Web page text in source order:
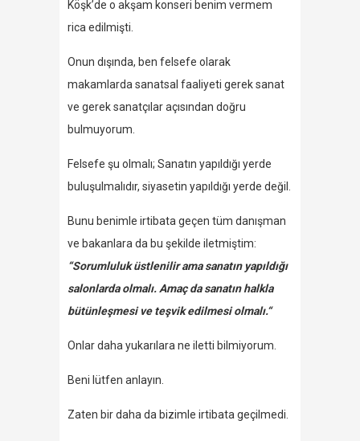
Köşk’de o akşam konseri benim vermem
rica edilmişti.
Onun dışında, ben felsefe olarak
makamlarda sanatsal faaliyeti gerek sanat
ve gerek sanatçılar açısından doğru
bulmuyorum.
Felsefe şu olmalı; Sanatın yapıldığı yerde
buluşulmalıdır, siyasetin yapıldığı yerde değil.
Bunu benimle irtibata geçen tüm danışman
ve bakanlara da bu şekilde iletmiştim:
“Sorumluluk üstlenilir ama sanatın yapıldığı
salonlarda olmalı. Amaç da sanatın halkla
bütünleşmesi ve teşvik edilmesi olmalı.“
Onlar daha yukarılara ne iletti bilmiyorum.
Beni lütfen anlayın.
Zaten bir daha da bizimle irtibata geçilmedi.